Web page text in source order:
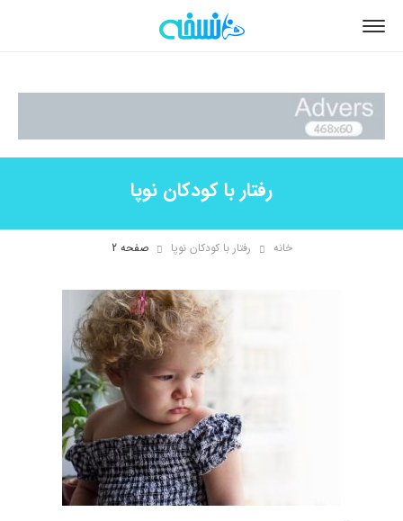
رفتار با کودکان نوپا
خانه رفتار با کودکان نوپا صفحه 2